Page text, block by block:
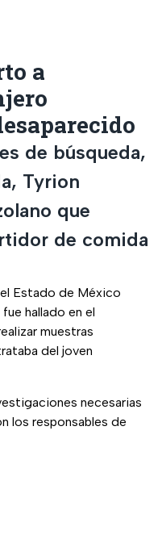
a
de búsqueda,
Tyrion
que
de comida
Estado de México
hallado en el
muestras
del joven
necesarias
los responsables de